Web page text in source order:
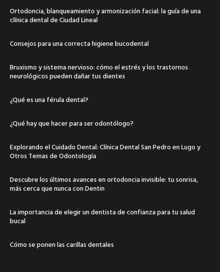
Ortodoncia, blanqueamiento y armonización facial: la guía de una
clínica dental de Ciudad Lineal
Consejos para una correcta higiene bucodental
Bruxismo y sistema nervioso: cómo el estrés y los trastornos
neurológicos pueden dañar tus dientes
¿Qué es una férula dental?
¿Qué hay que hacer para ser odontólogo?
Explorando el Cuidado Dental: Clínica Dental San Pedro en Lugo y
Otros Temas de Odontología
Descubre los últimos avances en ortodoncia invisible: tu sonrisa,
más cerca que nunca con Dentin
La importancia de elegir un dentista de confianza para tu salud
bucal
Cómo se ponen las carillas dentales